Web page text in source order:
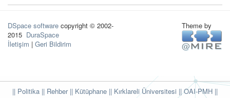
DSpace software copyright © 2002-
2015 DuraSpace
İletişim | Geri Bildirim
Theme by
|| Politika || Rehber|| Kütüphane || Kırklareli Üniversitesi ||OAI-PMH ||